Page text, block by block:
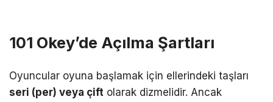
101 Okey’de Açılma Şartları
Oyuncular oyuna başlamak için ellerindeki taşları
seri (per) veya çift olarak dizmelidir. Ancak